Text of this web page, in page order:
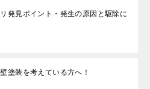
発見ポイント・発生の原因と駆除に
塗装を考えている方へ！